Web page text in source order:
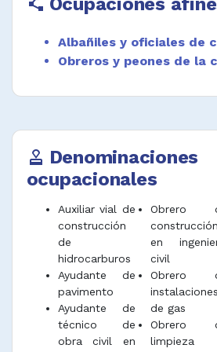
cerramientos y demás
Mezclar, regar y extender
asfalto y concreto para
mantenimiento y
asegurar los accesorios
especiales del equipo de
Guiar a los operarios de
para facilitar el movimiento
construcción y
públicas.
Cavar y rellenar hoyos,
usando palas y otras
para extender capas de
materiales de construcción
Albañiles y oficiales de
Obreros y peones de la
approval Denominaciones
ocupacionales
Auxiliar vial de
construcción
de
hidrocarburos
Ayudante de
pavimento
Ayudante de
técnico de
obra civil en
Obrero
construcción
en
civil
Obrero
instalaciones
de gas
Obrero
limpieza